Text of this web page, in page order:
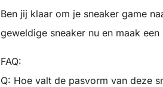
Ben jij klaar om je sneaker game
geweldige sneaker nu en maak
FAQ:
Q: Hoe valt de pasvorm van deze